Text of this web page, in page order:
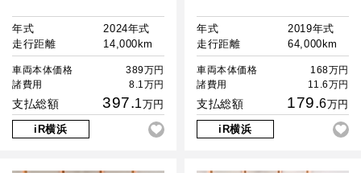
年式
2024年式
走行距離
14,000km
車両本体価格
389万円
諸費用
8.1万円
支払総額 397.1万円
iR横浜
年式
2019年式
走行距離
64,000km
車両本体価格
168万円
諸費用
11.6万円
支払総額 179.6万円
iR横浜